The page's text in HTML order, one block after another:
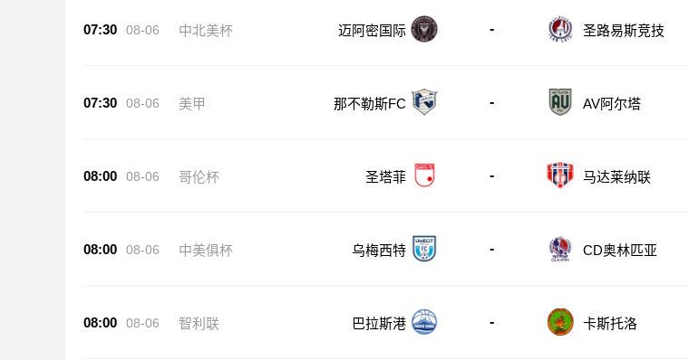
07:30 08-06 中北美杯 迈阿密国际 - 圣路易斯竞技
07:30 08-06 美甲 那不勒斯FC - AV阿尔塔
08:00 08-06 哥伦杯 圣塔菲 - 马达莱纳联
08:00 08-06 中美俱杯 乌梅西特 - CD奥林匹亚
08:00 08-06 智利联 巴拉斯港 - 卡斯托洛